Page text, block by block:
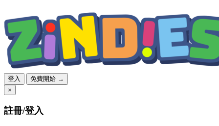
登入
免費開始 →
×
註冊/登入